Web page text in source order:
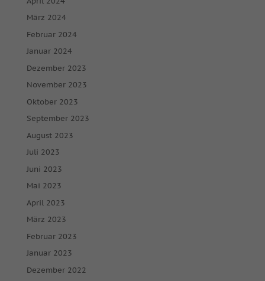
März 2024
Februar 2024
Januar 2024
Dezember 2023
November 2023
Oktober 2023
September 2023
August 2023
Juli 2023
Juni 2023
Mai 2023
April 2023
März 2023
Februar 2023
Januar 2023
Dezember 2022